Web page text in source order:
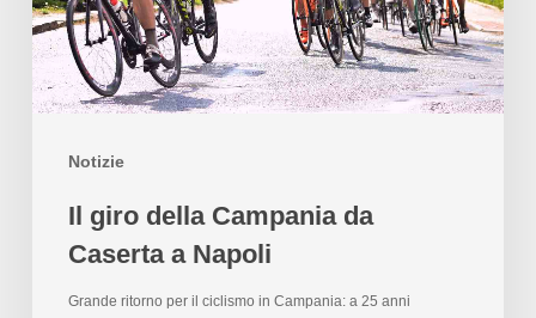
Notizie
Il giro della Campania da
Caserta a Napoli
Grande ritorno per il ciclismo in Campania: a 25 anni